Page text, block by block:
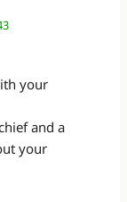
your
and a
your